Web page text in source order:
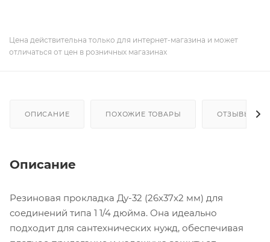
Цена действительна только для интернет-магазина и может
отличаться от цен в розничных магазинах
ОПИСАНИЕ ПОХОЖИЕ ТОВАРЫ ОТЗЫВЫ
Описание
Резиновая прокладка Ду-32 (26х37х2 мм) для
соединений типа 1 1/4 дюйма. Она идеально
подходит для сантехнических нужд, обеспечивая